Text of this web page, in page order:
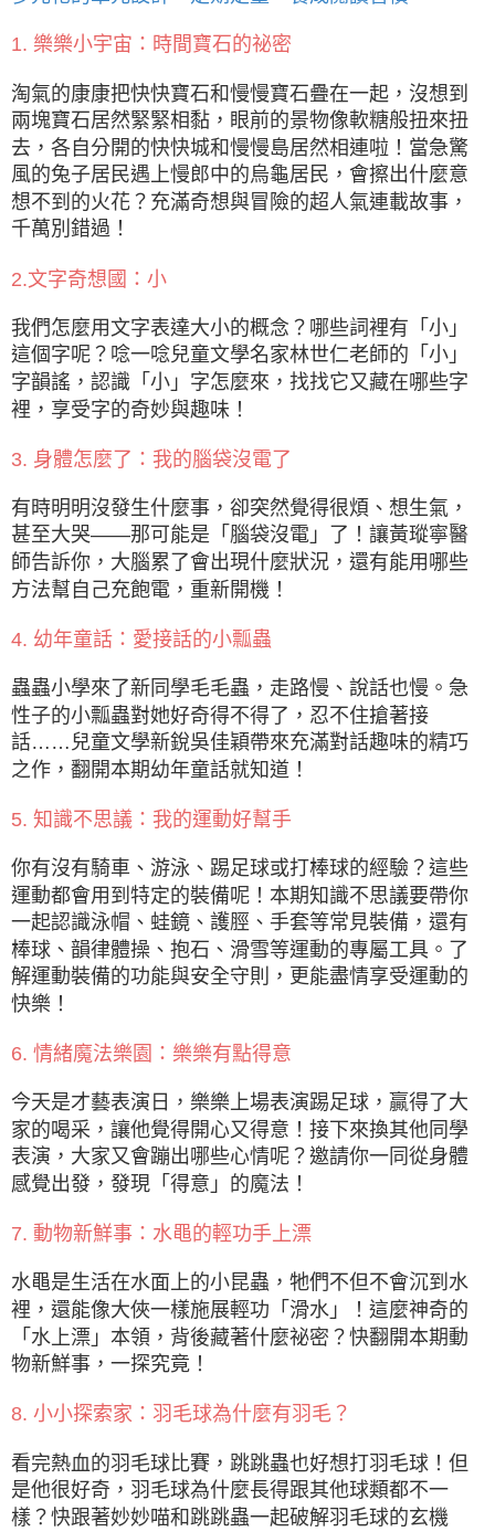
1. 樂樂小宇宙：時間寶石的祕密
淘氣的康康把快快寶石和慢慢寶石疊在一起，沒想到
兩塊寶石居然緊緊相黏，眼前的景物像軟糖般扭來扭
去，各自分開的快快城和慢慢島居然相連啦！當急驚
風的兔子居民遇上慢郎中的烏龜居民，會擦出什麼意
想不到的火花？充滿奇想與冒險的超人氣連載故事，
千萬別錯過！
2.文字奇想國：小
我們怎麼用文字表達大小的概念？哪些詞裡有「小」
這個字呢？唸一唸兒童文學名家林世仁老師的「小」
字韻謠，認識「小」字怎麼來，找找它又藏在哪些字
裡，享受字的奇妙與趣味！
3. 身體怎麼了：我的腦袋沒電了
有時明明沒發生什麼事，卻突然覺得很煩、想生氣，
甚至大哭——那可能是「腦袋沒電」了！讓黃瑽寧醫
師告訴你，大腦累了會出現什麼狀況，還有能用哪些
方法幫自己充飽電，重新開機！
4. 幼年童話：愛接話的小瓢蟲
蟲蟲小學來了新同學毛毛蟲，走路慢、說話也慢。急
性子的小瓢蟲對她好奇得不得了，忍不住搶著接
話……兒童文學新銳吳佳穎帶來充滿對話趣味的精巧
之作，翻開本期幼年童話就知道！
5. 知識不思議：我的運動好幫手
你有沒有騎車、游泳、踢足球或打棒球的經驗？這些
運動都會用到特定的裝備呢！本期知識不思議要帶你
一起認識泳帽、蛙鏡、護脛、手套等常見裝備，還有
棒球、韻律體操、抱石、滑雪等運動的專屬工具。了
解運動裝備的功能與安全守則，更能盡情享受運動的
快樂！
6. 情緒魔法樂園：樂樂有點得意
今天是才藝表演日，樂樂上場表演踢足球，贏得了大
家的喝采，讓他覺得開心又得意！接下來換其他同學
表演，大家又會蹦出哪些心情呢？邀請你一同從身體
感覺出發，發現「得意」的魔法！
7. 動物新鮮事：水黽的輕功手上漂
水黽是生活在水面上的小昆蟲，牠們不但不會沉到水
裡，還能像大俠一樣施展輕功「滑水」！這麼神奇的
「水上漂」本領，背後藏著什麼祕密？快翻開本期動
物新鮮事，一探究竟！
8. 小小探索家：羽毛球為什麼有羽毛？
看完熱血的羽毛球比賽，跳跳蟲也好想打羽毛球！但
是他很好奇，羽毛球為什麼長得跟其他球類都不一
樣？快跟著妙妙喵和跳跳蟲一起破解羽毛球的玄機